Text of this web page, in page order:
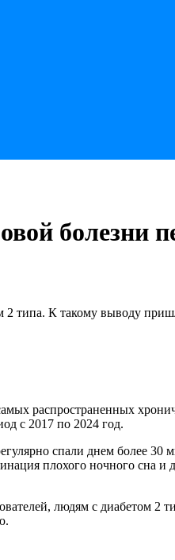
болезни
типа. К такому выводу
распространенных
с 2017 по 2024 год.
спали днем более 30
плохого ночного сна
людям с диабетом 2